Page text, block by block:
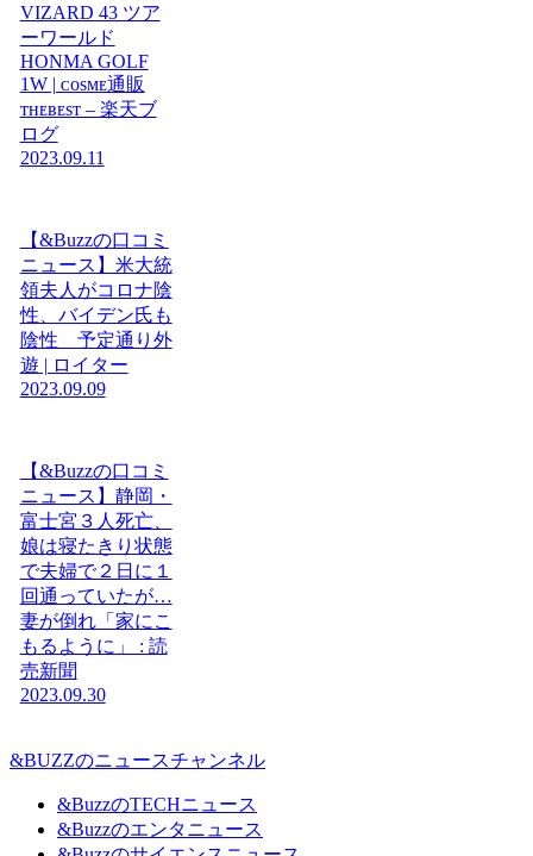
VIZARD 43 ツア
ーワールド
HONMA GOLF
1W | ᴄᴏsᴍᴇ通販
ᴛʜᴇʙᴇsᴛ – 楽天ブ
ログ
2023.09.11
【&Buzzの口コミ
ニュース】米大統
領夫人がコロナ陰
性、バイデン氏も
陰性 予定通り外
遊 | ロイター
2023.09.09
【&Buzzの口コミ
ニュース】静岡・
富士宮３人死亡、
娘は寝たきり状態
で夫婦で２日に１
回通っていたが…
妻が倒れ「家にこ
もるように」 : 読
売新聞
2023.09.30
&BUZZのニュースチャンネル
&BuzzのTECHニュース
&Buzzのエンタニュース